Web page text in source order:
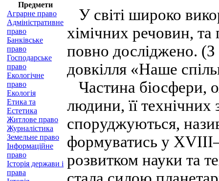
Предмети
Аграрне право
Адміністративне
право
Банківське
право
Господарське
право
Екологічне
право
Екологія
Етика та
Естетика
Житлове право
Журналістика
Земельне право
Інформаційне
право
Історія держави і
права
У світі широко
хімічних речовин, та
повно досліджено. (З
довкілля «Наше
Частина біосфери,
людини, її технічних
споруджуються,
формуватись у
розвитком науки та